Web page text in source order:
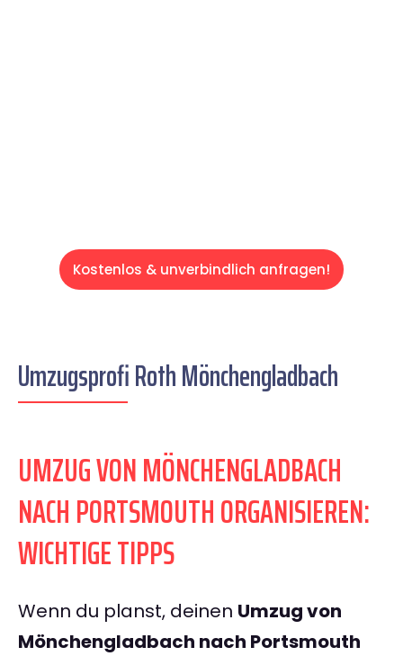
Kostenlos & unverbindlich anfragen!
Umzugsprofi Roth Mönchengladbach
UMZUG VON MÖNCHENGLADBACH
NACH PORTSMOUTH ORGANISIEREN:
WICHTIGE TIPPS
Wenn du planst, deinen Umzug von
Mönchengladbach nach Portsmouth